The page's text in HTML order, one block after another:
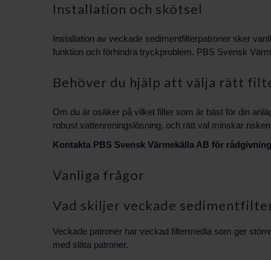
Installation och skötsel
Installation av veckade sedimentfilterpatroner sker
funktion och förhindra tryckproblem. PBS Svensk
Behöver du hjälp att välja rätt
Om du är osäker på vilket filter som är bäst för din
robust vattenreningslösning, och rätt val minskar
Kontakta PBS Svensk Värmekälla AB för
Vanliga frågor
Vad skiljer veckade
Veckade patroner har veckad filtermedia som ger
med släta patroner.